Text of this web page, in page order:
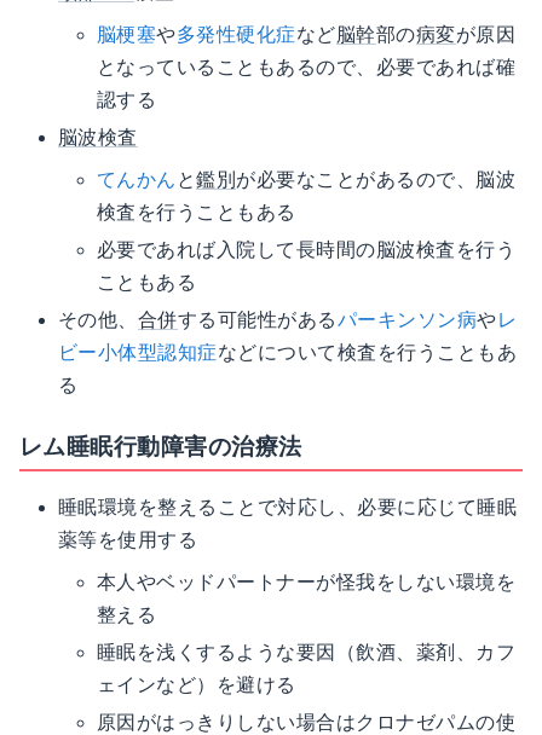
脳梗塞や多発性硬化症など 脳幹部の病変が原因
となっていることもあるので、必要であれば確
認する
脳波検査
てんかん と鑑別 が必要なことがあるので、脳波
検査を行うこともある
必要であれば入院して長時間の脳波検査を行う
こともある
その他、 合併する可能性があるパーキンソン病やレ
ビー小体型認知症などについて検査を行うこともあ
る
レム睡眠行動障害の治療法
睡眠環境を整えることで対応し、必要に応じて睡眠
薬等を使用する
本人やベッドパートナーが怪我をしない環境を
整える
睡眠を浅くするような要因（飲酒、薬剤、カフ
ェインなど）を避ける
原因がはっきりしない場合はクロナゼパムの使